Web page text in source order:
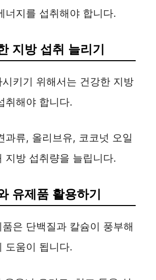
너지를 섭취해야 합니다.
지방 섭취 늘리기
키기 위해서는 건강한 지방
취해야 합니다.
과류, 올리브유, 코코넛 오일
지방 섭취량을 늘립니다.
유제품 활용하기
은 단백질과 칼슘이 풍부해
도움이 됩니다.